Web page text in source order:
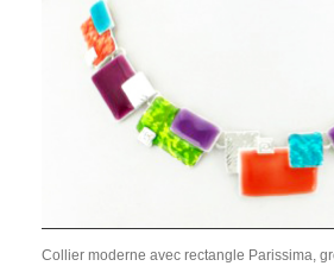
Collier moderne avec rectangle Parissima,